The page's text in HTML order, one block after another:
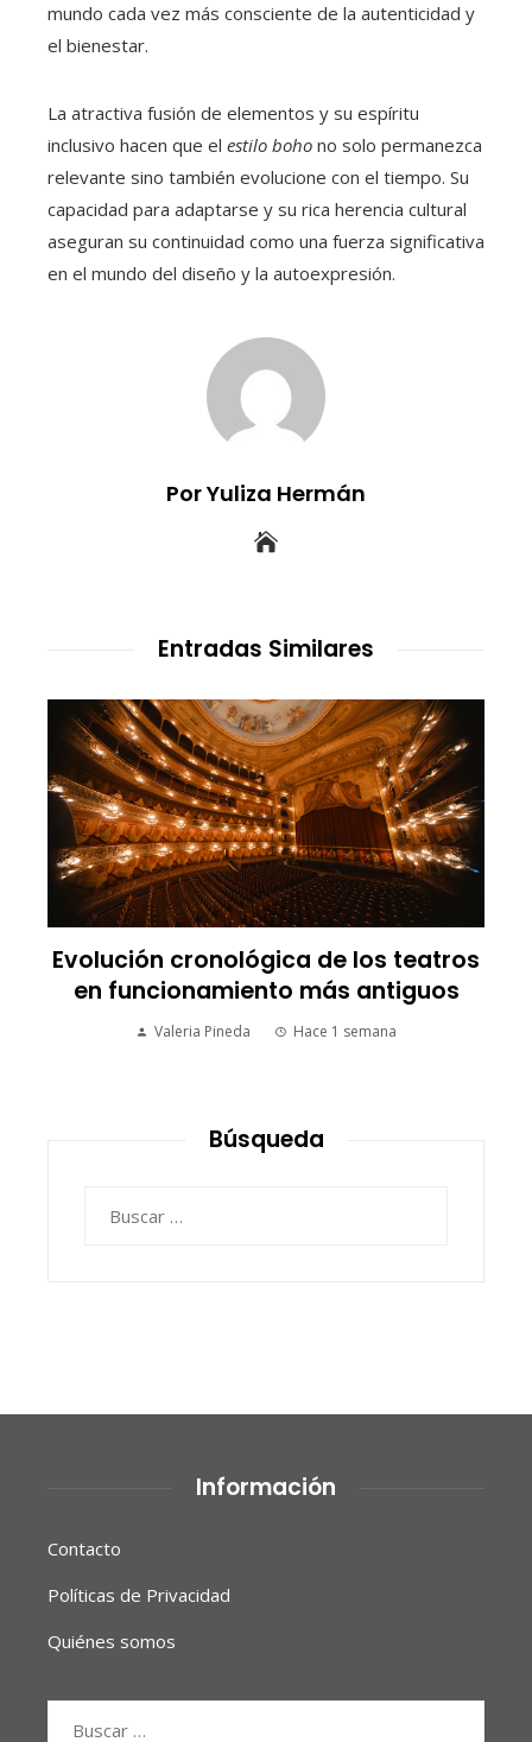
mundo cada vez más consciente de la autenticidad y
el bienestar.
La atractiva fusión de elementos y su espíritu
inclusivo hacen que el estilo boho no solo permanezca
relevante sino también evolucione con el tiempo. Su
capacidad para adaptarse y su rica herencia cultural
aseguran su continuidad como una fuerza significativa
en el mundo del diseño y la autoexpresión.
Por Yuliza Hermán
Entradas Similares
Evolución cronológica de los teatros
en funcionamiento más antiguos
Valeria Pineda Hace 1 semana
Búsqueda
Información
Contacto
Políticas de Privacidad
Quiénes somos